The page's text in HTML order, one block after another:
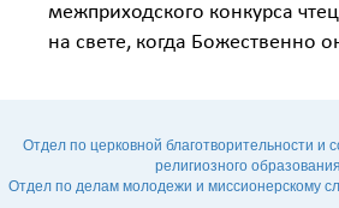
межприходского конкурса
на свете, когда Божественно
Отдел по церковной благотворительности и
религиозного
Отдел по делам молодежи и миссионерскому